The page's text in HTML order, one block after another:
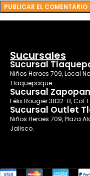
Sucursales
Sucursal
Niños Heroes 709, Local
Tlaquepaque.
Sucursal Zapopan
Félix Rougier 3832-B,
Sucursal Outlet
Niños Heroes 709, Plaza
Jalisco.